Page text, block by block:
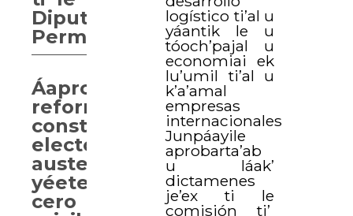
logístico ti’al u
yáantik le u
tóoch’pajal u
economiai ek
lu’umil ti’al u
k’a’amal
empresas
internacionales
Junpáayile
aprobarta’ab
u láak’
dictamenes
je’ex ti le
comisión ti’
Diputación
Permanente.
Áaprobaarta’ab
reforma
constitucional
electoral,
austeridad
yéetel
cero